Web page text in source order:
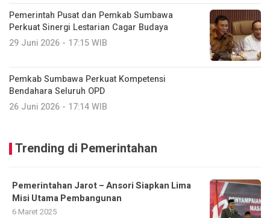
Pemerintah Pusat dan Pemkab Sumbawa
Perkuat Sinergi Lestarian Cagar Budaya
29 Juni 2026 - 17:15 WIB
Pemkab Sumbawa Perkuat Kompetensi
Bendahara Seluruh OPD
26 Juni 2026 - 17:14 WIB
Trending di Pemerintahan
Pemerintahan Jarot – Ansori Siapkan Lima
Misi Utama Pembangunan
6 Maret 2025